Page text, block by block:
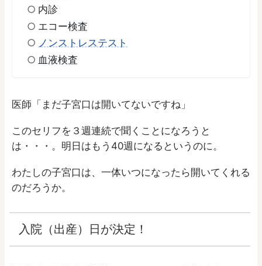
内診
エコー検査
ノンストレステスト
血液検査
医師「まだ子宮口は開いてないですね」
このセリフを３週連続で聞くことになろうと
は・・・。明日はもう40週になるというのに。
わたしの子宮口は、一体いつになったら開いてくれる
のだろうか。
入院（出産）日が決定！